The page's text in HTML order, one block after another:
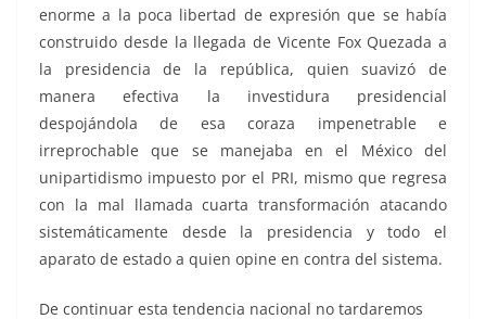
enorme a la poca libertad de expresión que se había
construido desde la llegada de Vicente Fox Quezada a
la presidencia de la república, quien suavizó de
manera efectiva la investidura presidencial
despojándola de esa coraza impenetrable e
irreprochable que se manejaba en el México del
unipartidismo impuesto por el PRI, mismo que regresa
con la mal llamada cuarta transformación atacando
sistemáticamente desde la presidencia y todo el
aparato de estado a quien opine en contra del sistema.
De continuar esta tendencia nacional no tardaremos